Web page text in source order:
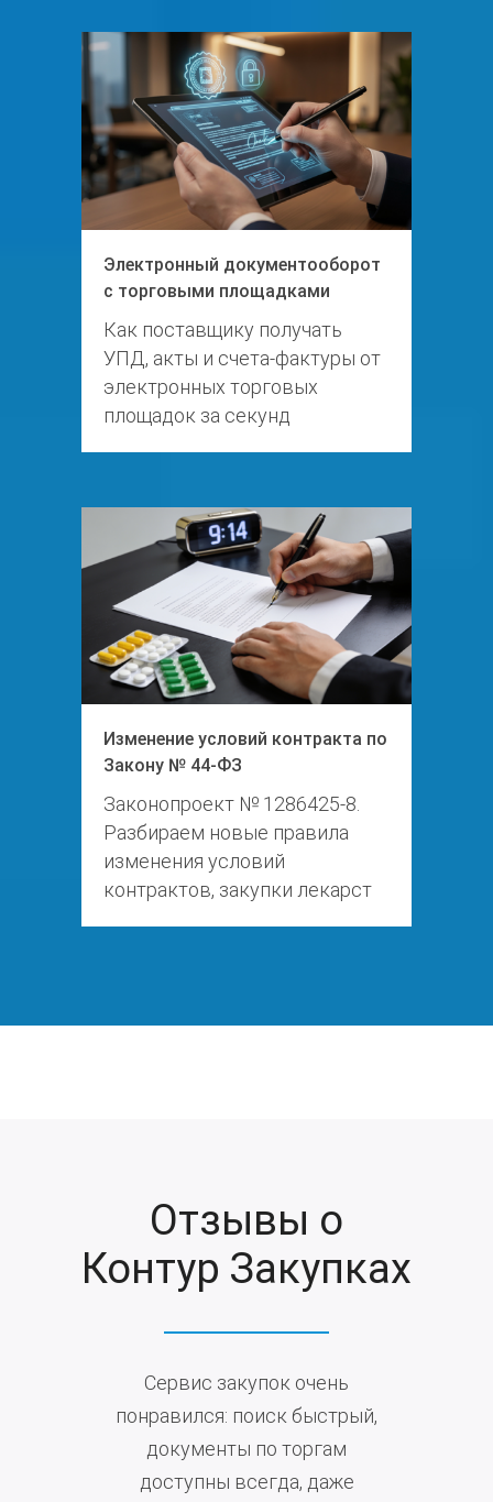
Электронный документооборот
с торговыми площадками
Как поставщику получать
УПД, акты и счета-фактуры от
электронных торговых
площадок за секунд
Изменение условий контракта по
Закону № 44-ФЗ
Законопроект № 1286425-8.
Разбираем новые правила
изменения условий
контрактов, закупки лекарст
Отзывы о
Контур Закупках
Сервис закупок очень
понравился: поиск быстрый,
документы по торгам
доступны всегда, даже